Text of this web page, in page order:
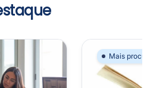
Mais procurado
Mais